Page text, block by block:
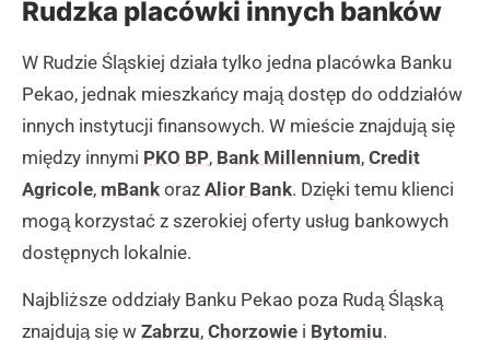
Rudzka placówki innych banków
W Rudzie Śląskiej działa tylko jedna placówka Banku
Pekao, jednak mieszkańcy mają dostęp do oddziałów
innych instytucji finansowych. W mieście znajdują się
między innymi PKO BP, Bank Millennium, Credit
Agricole, mBank oraz Alior Bank. Dzięki temu klienci
mogą korzystać z szerokiej oferty usług bankowych
dostępnych lokalnie.
Najbliższe oddziały Banku Pekao poza Rudą Śląską
znajdują się w Zabrzu, Chorzowie i Bytomiu.